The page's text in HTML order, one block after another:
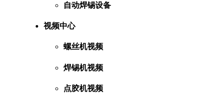
自动焊锡设备
视频中心
螺丝机视频
焊锡机视频
点胶机视频